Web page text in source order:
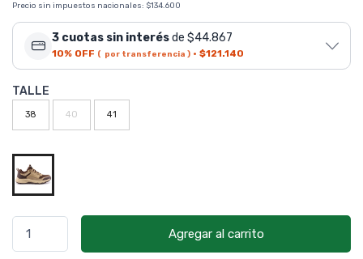
Precio sin impuestos nacionales: $134.600
3 cuotas sin interésde $44.867
10% OFF ( por transferencia ) · $121.140
TALLE
38 40 41
Agregar al carrito